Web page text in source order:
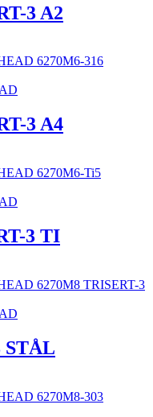
3 A2
3 A4
3 TI
STÅL